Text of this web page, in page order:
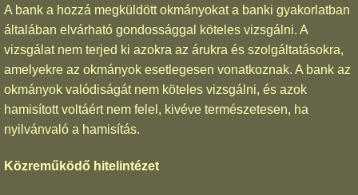
A bank a hozzá megküldött okmányokat a banki gyakorlatban
általában elvárható gondossággal köteles vizsgálni. A
vizsgálat nem terjed ki azokra az árukra és szolgáltatásokra,
amelyekre az okmányok esetlegesen vonatkoznak. A bank az
okmányok valódiságát nem köteles vizsgálni, és azok
hamisított voltáért nem felel, kivéve természetesen, ha
nyilvánvaló a hamisítás.
Közreműködő hitelintézet